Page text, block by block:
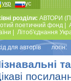
укр рус
розділи: АВТОРИ
поетичний фонд
Лiтоб'єднання
для авторiв логін: